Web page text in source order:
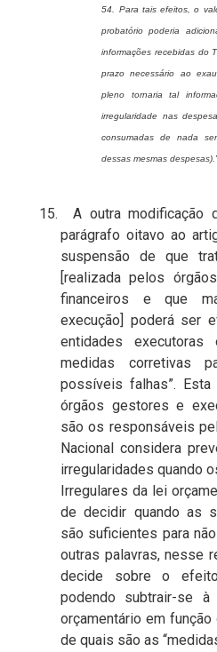
54. Para tais efeitos, o
probatório poderia
informações recebidas do
prazo necessário ao
pleno tornaria tal
irregularidade nas
consumadas de nada
dessas mesmas
15. A outra modificação
parágrafo oitavo ao
suspensão de que
[realizada pelos
financeiros e que
execução] poderá ser
entidades executoras
medidas corretivas
possíveis falhas”.
órgãos gestores e
são os responsáveis
Nacional considera
irregularidades quando
Irregulares da lei
de decidir quando as
são suficientes para
outras palavras, nesse
decide sobre o
podendo subtrair-se
orçamentário em
de quais são as